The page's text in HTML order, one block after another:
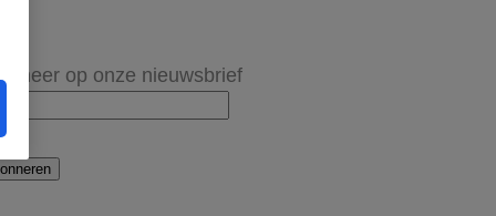
op onze nieuwsbrief